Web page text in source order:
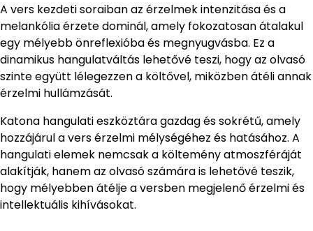
A vers kezdeti soraiban az érzelmek intenzitása és a
melankólia érzete dominál, amely fokozatosan átalakul
egy mélyebb önreflexióba és megnyugvásba. Ez a
dinamikus hangulatváltás lehetővé teszi, hogy az olvasó
szinte együtt lélegezzen a költővel, miközben átéli annak
érzelmi hullámzását.
Katona hangulati eszköztára gazdag és sokrétű, amely
hozzájárul a vers érzelmi mélységéhez és hatásához. A
hangulati elemek nemcsak a költemény atmoszféráját
alakítják, hanem az olvasó számára is lehetővé teszik,
hogy mélyebben átélje a versben megjelenő érzelmi és
intellektuális kihívásokat.